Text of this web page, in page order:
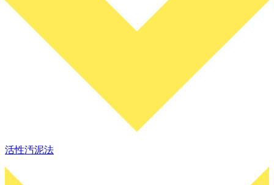
活性汚泥法